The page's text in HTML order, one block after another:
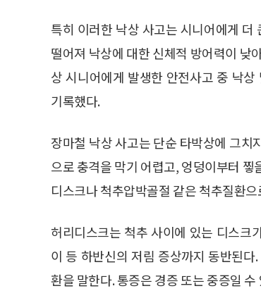
특히 이러한 낙상 사고는 시니어에게
떨어져 낙상에 대한 신체적 방어력이 낮
상 시니어에게 발생한 안전사고 중 낙
기록했다.
장마철 낙상 사고는 단순 타박상에 그치
으로 충격을 막기 어렵고, 엉덩이부터
디스크나 척추압박골절 같은 척추질환
허리디스크는 척추 사이에 있는 디스크
이 등 하반신의 저림 증상까지 동반된
환을 말한다. 통증은 경증 또는 중증일